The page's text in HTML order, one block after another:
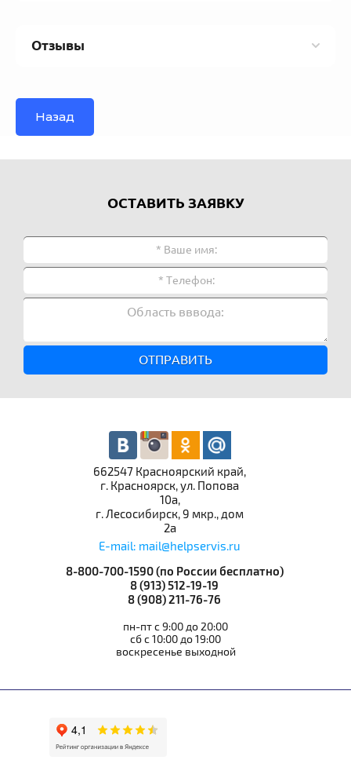
Отзывы
Назад
ОСТАВИТЬ ЗАЯВКУ
ОТПРАВИТЬ
662547 Красноярский край,
г. Красноярск, ул. Попова
10а,
г. Лесосибирск, 9 мкр., дом
2а
E-mail: mail@helpservis.ru
8-800-700-1590 (по России бесплатно)
8 (913) 512-19-19
8 (908) 211-76-76
пн-пт с 9:00 до 20:00
сб с 10:00 до 19:00
воскресенье выходной